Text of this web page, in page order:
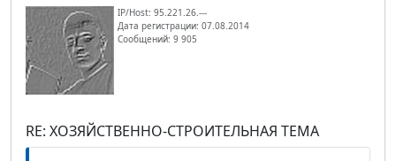
IP/Host: 95.221.26.---
Дата регистрации: 07.08.2014
Сообщений: 9 905
RE: ХОЗЯЙСТВЕННО-СТРОИТЕЛЬНАЯ ТЕМА